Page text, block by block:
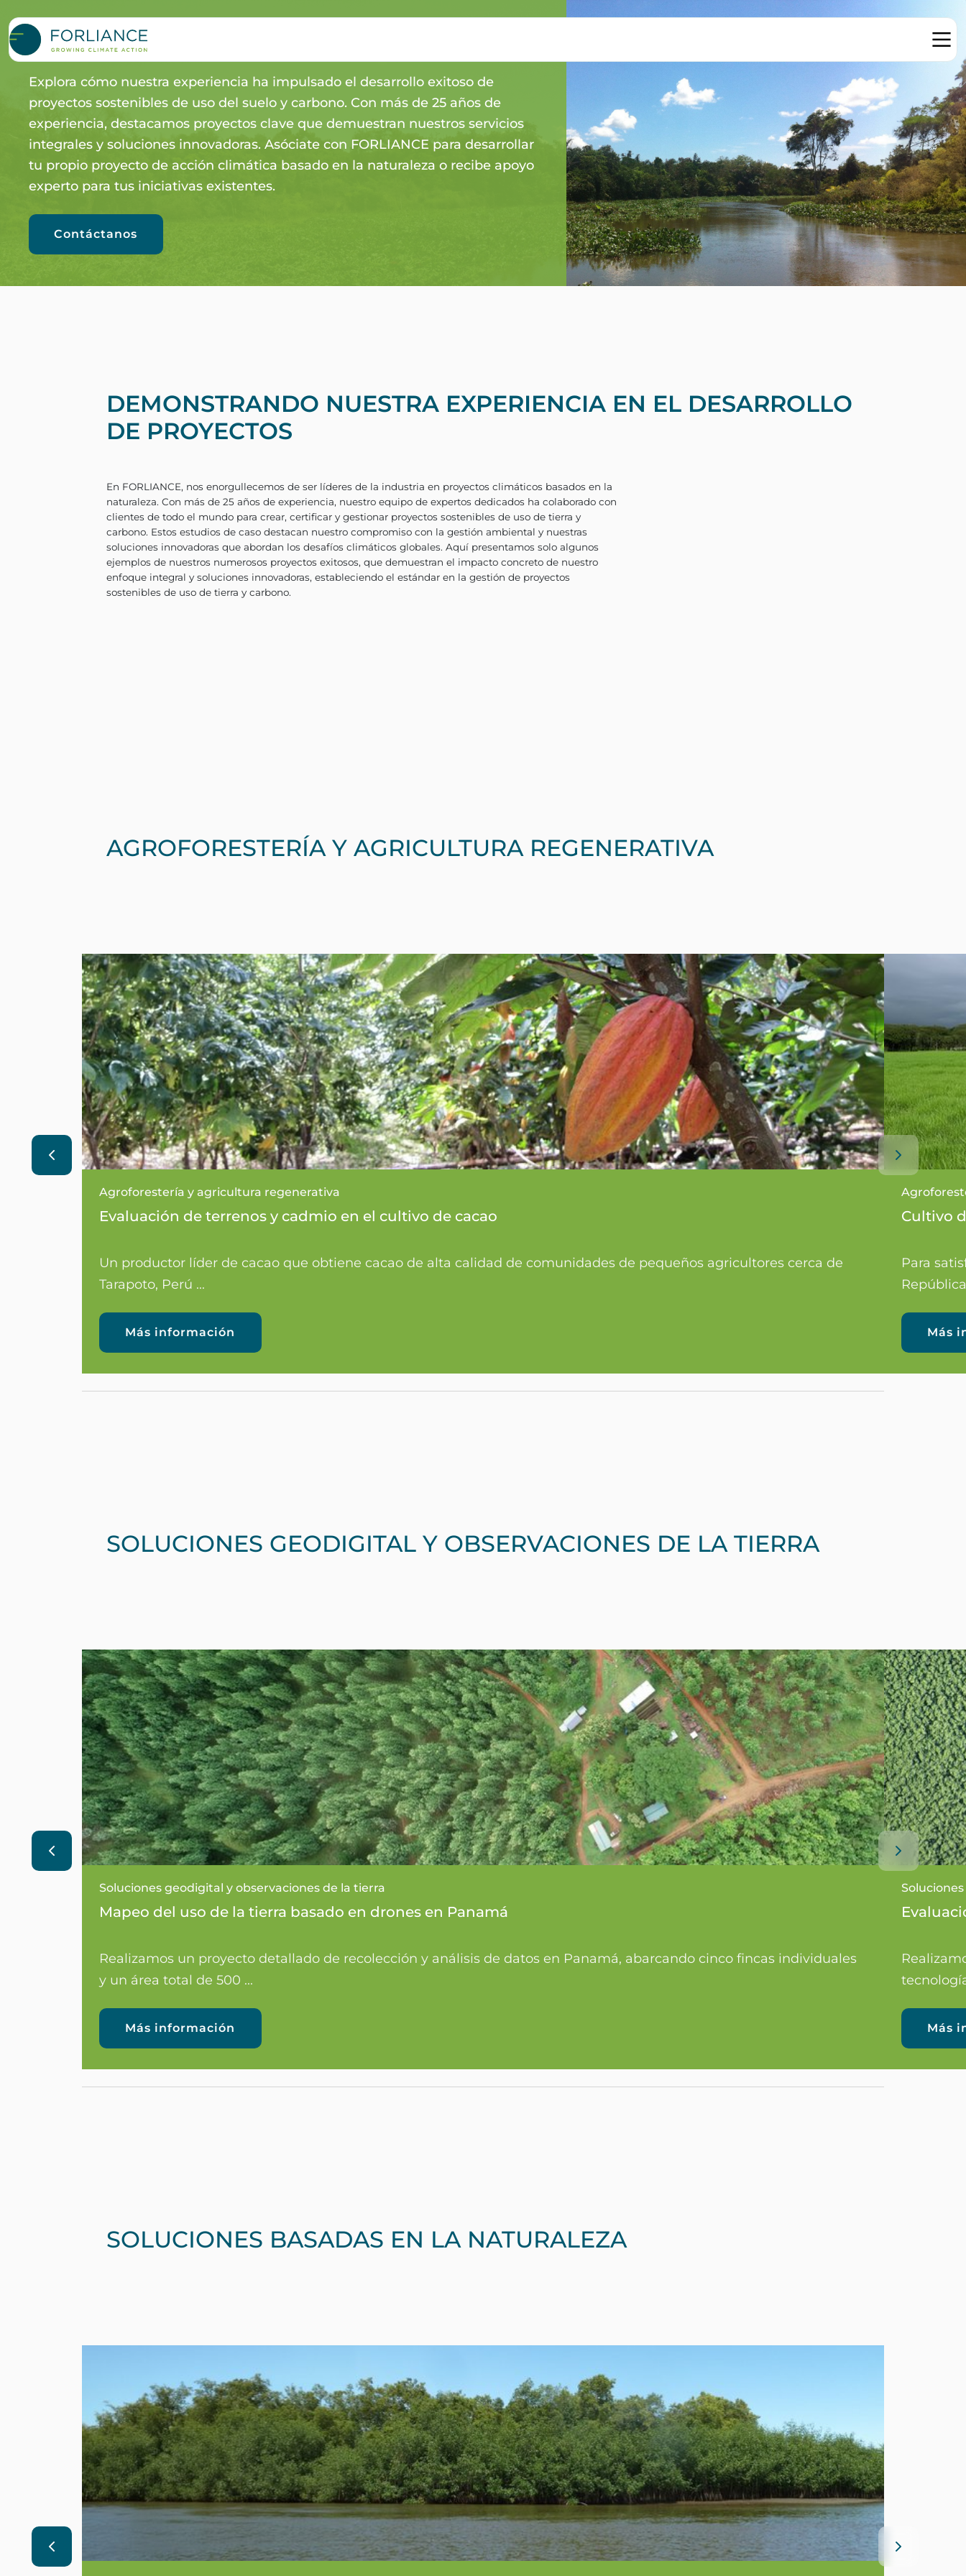
PROYECTOS DE REFERENCIA
Explora cómo nuestra experiencia ha impulsado el desarrollo exitoso de
proyectos sostenibles de uso del suelo y carbono. Con más de 25 años de
experiencia, destacamos proyectos clave que demuestran nuestros servicios
integrales y soluciones innovadoras. Asóciate con FORLIANCE para desarrollar
tu propio proyecto de acción climática basado en la naturaleza o recibe apoyo
experto para tus iniciativas existentes.
Contáctanos
DEMONSTRANDO NUESTRA EXPERIENCIA EN EL DESARROLLO
DE PROYECTOS
AGROFORESTERÍA Y AGRICULTURA REGENERATIVA
Agroforestería y agricultura regenerativa
Evaluación de terrenos y cadmio en el cultivo de cacao
Un productor líder de cacao que obtiene cacao de alta calidad de comunidades de pequeños agricultores cerca de
Tarapoto, Perú ...
Más información
Cultivo
Para
Más
SOLUCIONES GEODIGITAL Y OBSERVACIONES DE LA TIERRA
Soluciones geodigital y observaciones de la tierra
Mapeo del uso de la tierra basado en drones en Panamá
Realizamos un proyecto detallado de recolección y análisis de datos en Panamá, abarcando cinco fincas individuales
y un área total de 500 ...
Más información Más
SOLUCIONES BASADAS EN LA NATURALEZA